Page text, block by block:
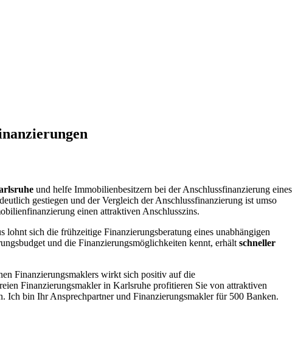
und helfe Immobilienbesitzern bei der Anschlussfinanzierung eines
gestiegen und der Vergleich der Anschlussfinanzierung ist umso
einen attraktiven Anschlusszins.
lohnt sich die frühzeitige Finanzierungsberatung eines unabhängigen
und die Finanzierungsmöglichkeiten kennt, erhältschneller
Finanzierungsmaklers wirkt sich positiv auf die
Finanzierungsmakler in Karlsruhe profitieren Sie von attraktiven
Ich bin Ihr Ansprechpartner und Finanzierungsmakler für 500 Banken.